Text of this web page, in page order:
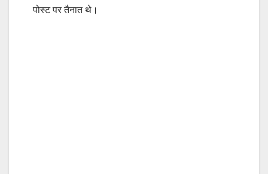
पोस्ट पर तैनात थे।